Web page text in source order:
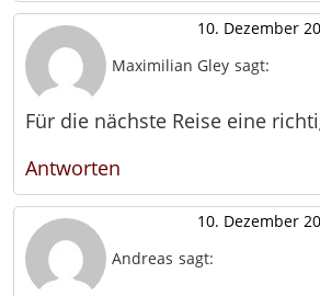
Maximilian Gley sagt:
10. Dezember
Für die nächste Reise eine
Antworten
Andreas sagt:
10. Dezember